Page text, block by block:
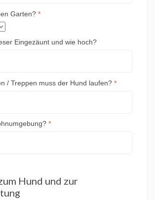
Garten? *
Eingezäunt und wie hoch?
/ Treppen muss der Hund laufen? *
*
Hund und zur